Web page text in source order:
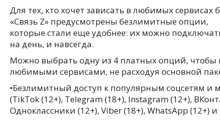
Для тех, кто хочет зависать в любимых сервисах
«Связь Z» предусмотрены безлимитные опции,
которые стали еще удобнее: их можно
на день, и навсегда.
Можно выбрать одну из 4 платных опций, чтобы
любимыми сервисами, не расходуя основной
•Безлимитный доступ к популярным соцсетям и
(TikTok (12+), Telegram (18+), Instagram (12+),
Одноклассники (12+), Viber (18+), WhatsApp (12+) и